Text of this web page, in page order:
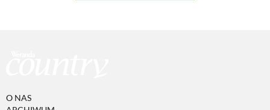
O NAS